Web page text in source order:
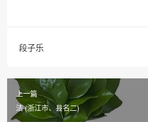
段子乐
上一篇
洁 (浙江市、县名二)